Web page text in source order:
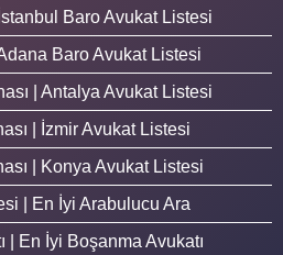
Baro Avukat Listesi
Baro Avukat Listesi
| Antalya Avukat Listesi
| İzmir Avukat Listesi
| Konya Avukat Listesi
| En İyi Arabulucu Ara
| En İyi Boşanma Avukatı